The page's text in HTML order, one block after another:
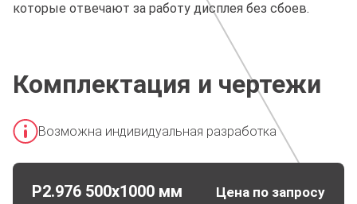
которые отвечают за работу дисплея без сбоев.
Комплектация и чертежи
Возможна индивидуальная разработка
P2.976 500х1000 мм Цена по запросу